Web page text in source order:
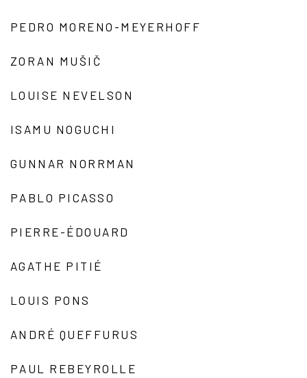
PEDRO MORENO-MEYERHOFF
ZORAN MUŠIČ
LOUISE NEVELSON
ISAMU NOGUCHI
GUNNAR NORRMAN
PABLO PICASSO
PIERRE-ÉDOUARD
AGATHE PITIÉ
LOUIS PONS
ANDRÉ QUEFFURUS
PAUL REBEYROLLE